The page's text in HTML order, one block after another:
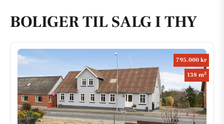
BOLIGER TIL SALG I THY
795.000 kr
138 m2